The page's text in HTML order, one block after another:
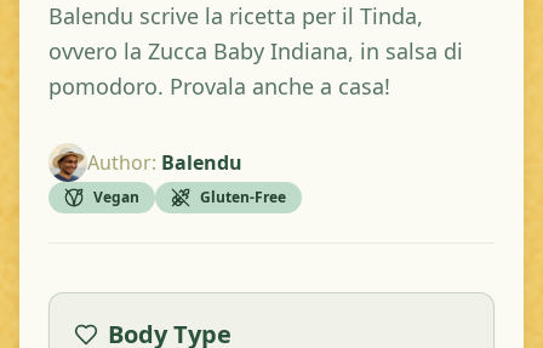
Balendu scrive la ricetta per il Tinda,
ovvero la Zucca Baby Indiana, in salsa di
pomodoro. Provala anche a casa!
Author: Balendu
Vegan Gluten-Free
Body Type